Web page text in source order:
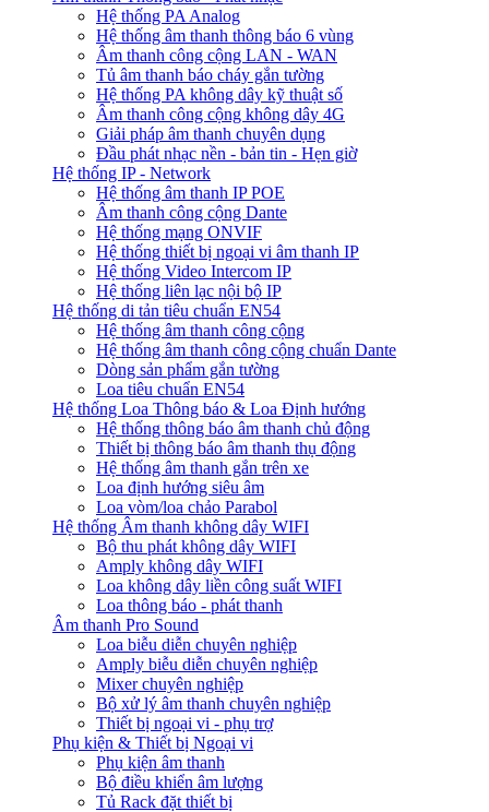
Hệ thống PA Analog
Hệ thống âm thanh thông báo 6 vùng
Âm thanh công cộng LAN - WAN
Tủ âm thanh báo cháy gắn tường
Hệ thống PA không dây kỹ thuật số
Âm thanh công cộng không dây 4G
Giải pháp âm thanh chuyên dụng
Đầu phát nhạc nền - bản tin - Hẹn giờ
Hệ thống IP - Network
Hệ thống âm thanh IP POE
Âm thanh công cộng Dante
Hệ thống mạng ONVIF
Hệ thống thiết bị ngoại vi âm thanh IP
Hệ thống Video Intercom IP
Hệ thống liên lạc nội bộ IP
Hệ thống di tản tiêu chuẩn EN54
Hệ thống âm thanh công cộng
Hệ thống âm thanh công cộng chuẩn Dante
Dòng sản phẩm gắn tường
Loa tiêu chuẩn EN54
Hệ thống Loa Thông báo & Loa Định hướng
Hệ thống thông báo âm thanh chủ động
Thiết bị thông báo âm thanh thụ động
Hệ thống âm thanh gắn trên xe
Loa định hướng siêu âm
Loa vòm/loa chảo Parabol
Hệ thống Âm thanh không dây WIFI
Bộ thu phát không dây WIFI
Amply không dây WIFI
Loa không dây liền công suất WIFI
Loa thông báo - phát thanh
Âm thanh Pro Sound
Loa biễu diễn chuyên nghiệp
Amply biễu diễn chuyên nghiệp
Mixer chuyên nghiệp
Bộ xử lý âm thanh chuyên nghiệp
Thiết bị ngoại vi - phụ trợ
Phụ kiện & Thiết bị Ngoại vi
Phụ kiện âm thanh
Bộ điều khiển âm lượng
Tủ Rack đặt thiết bị